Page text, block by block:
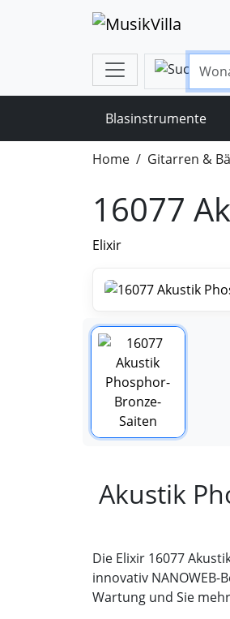
Blasinstrumente
Home Gitarren &
16077
Elixir
Akustik
Die Elixir 16077
innovativ
Wartung und Sie